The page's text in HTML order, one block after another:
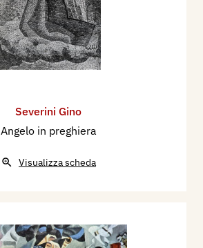
Severini Gino
Angelo in preghiera
Visualizza scheda